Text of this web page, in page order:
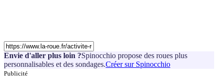
Envie d'aller plus loin ?Spinocchio propose des roues plus
personnalisables et des sondages.Créer sur Spinocchio
Publicité